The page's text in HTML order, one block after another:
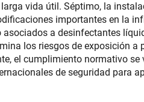
vida útil. Séptimo, la
importantes en la
a desinfectantes
los riesgos de exposición
el cumplimiento normativo
de seguridad para